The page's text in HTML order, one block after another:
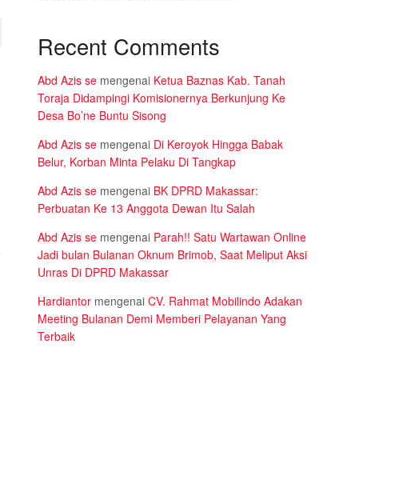
Recent Comments
Abd Azis se mengenai Ketua Baznas Kab. Tanah
Toraja Didampingi Komisionernya Berkunjung Ke
Desa Bo’ne Buntu Sisong
Abd Azis se mengenai Di Keroyok Hingga Babak
Belur, Korban Minta Pelaku Di Tangkap
Abd Azis se mengenai BK DPRD Makassar:
Perbuatan Ke 13 Anggota Dewan Itu Salah
Abd Azis se mengenai Parah!! Satu Wartawan Online
Jadi bulan Bulanan Oknum Brimob, Saat Meliput Aksi
Unras Di DPRD Makassar
Hardiantor mengenai CV. Rahmat Mobilindo Adakan
Meeting Bulanan Demi Memberi Pelayanan Yang
Terbaik